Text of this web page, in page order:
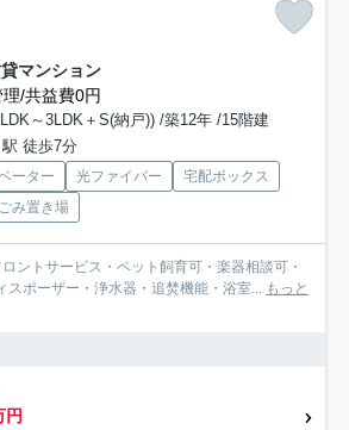
マンション
理/共益費0円
～3LDK＋S(納戸)) /築12年 /15階建
徒歩7分
ーター 光ファイバー
宅配ボックス
み置き場
ントサービス・ペット飼育可・楽器相談可・
スポーザー・浄水器・追焚機能・浴室... もっと
円